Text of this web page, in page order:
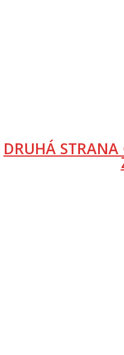
DRUHÁ